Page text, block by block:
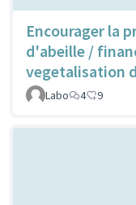
Encourager la
d'abeille /
vegetalisation
Labo
4 9